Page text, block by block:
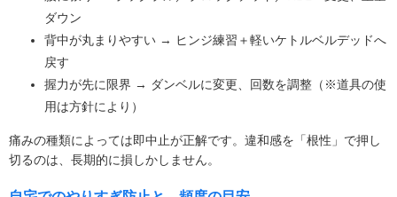
ダウン
背中が丸まりやすい → ヒンジ練習＋軽いケトルベルデッドへ
戻す
握力が先に限界 → ダンベルに変更、回数を調整（※道具の使
用は方針により）
痛みの種類によっては即中止が正解です。違和感を「根性」で押し
切るのは、長期的に損しかしません。